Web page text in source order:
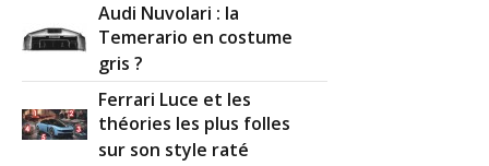
Audi Nuvolari : la
Temerario en costume
gris ?
Ferrari Luce et les
théories les plus folles
sur son style raté